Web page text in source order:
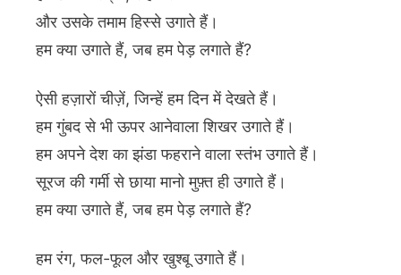
और उसके तमाम हिस्से उगाते हैं।
हम क्या उगाते हैं, जब हम पेड़ लगाते हैं?
ऐसी हज़ारों चीज़ें, जिन्हें हम दिन में देखते हैं।
हम गुंबद से भी ऊपर आनेवाला शिखर उगाते हैं।
हम अपने देश का झंडा फहराने वाला स्तंभ उगाते हैं।
सूरज की गर्मी से छाया मानो मुफ़्त ही उगाते हैं।
हम क्या उगाते हैं, जब हम पेड़ लगाते हैं?
हम रंग, फल-फूल और खुश्बू उगाते हैं।